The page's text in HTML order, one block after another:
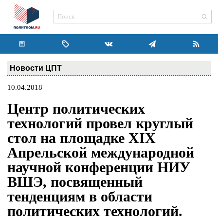
Новости ЦПТ
10.04.2018
Центр политических
технологий провел круглый
стол на площадке XIX
Апрельской международной
научной конференции НИУ
ВШЭ, посвященный
тенденциям в области
политических технологий.